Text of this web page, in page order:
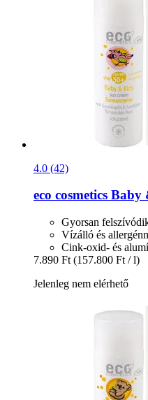
4.0 (42)
eco cosmetics Baby
Gyorsan
Vízálló és
Cink-oxid- és
7.890 Ft (157.800 Ft / l)
Jelenleg nem elérhető